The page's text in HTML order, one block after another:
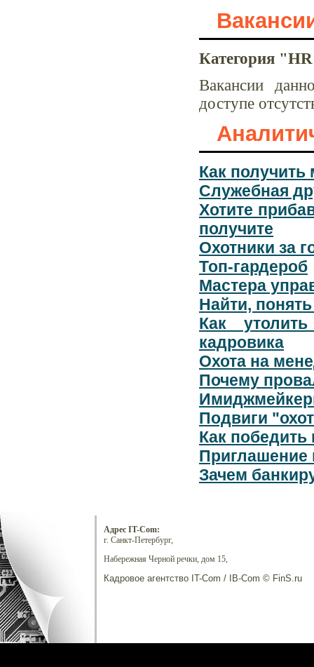
Категория
Вакансии
доступе
Как
Служебная
Хотите
получите
Охотники за
Топ-гардероб
Мастера
Найти,
Как
кадровика
Охота на
Почему
Подвиги
Как
Приглашение
Зачем
Адрес IT-Com:
г. Санкт-Петербург,
Набережная Черной речки, дом 15,
Кадровое агентство IT-Com / IB-Com © FinS.ru